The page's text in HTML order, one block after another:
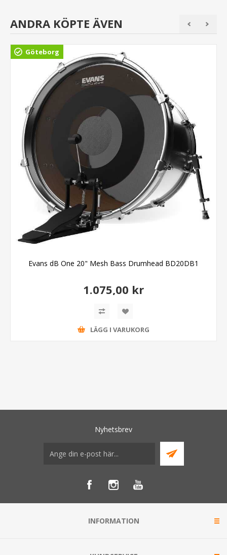
ANDRA KÖPTE ÄVEN
Göteborg
Evans dB One 20" Mesh Bass Drumhead BD20DB1
1.075,00 kr
LÄGG I VARUKORG
Nyhetsbrev
INFORMATION